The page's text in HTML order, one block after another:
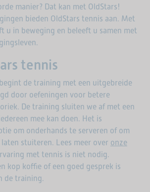
manier? Dat kan met OldStars!
bieden OldStars tennis aan. Met
u in beweging en beleeft u samen met
tennis
de training met een uitgebreide
door oefeningen voor betere
De training sluiten we af met een
mee kan doen. Het is
om onderhands te serveren of om
stuiteren. Lees meer over onze
met tennis is niet nodig.
kop koffie of een goed gesprek is
de training.